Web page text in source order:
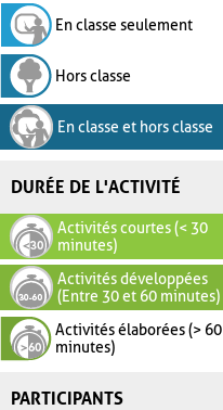
En classe seulement
Hors classe
En classe et hors classe
DURÉE DE L'ACTIVITÉ
Activités courtes (< 30
minutes)
Activités développées
(Entre 30 et 60 minutes)
Activités élaborées (> 60
minutes)
PARTICIPANTS